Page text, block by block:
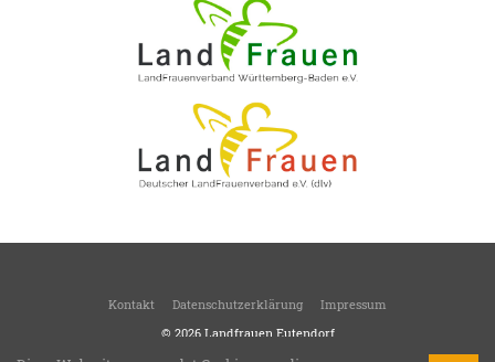
Kontakt Datenschutzerklärung
Impressum
© 2026 Landfrauen Eutendorf